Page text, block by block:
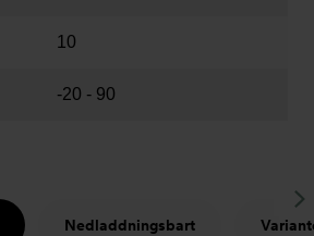
10
-20 - 90
Nedladdningsbart